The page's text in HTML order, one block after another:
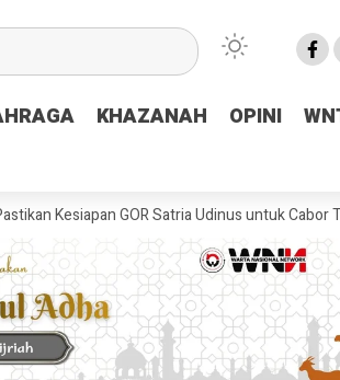
KHAZANAH OPINI
KHAZANAH OPINI
GOR Satria Udinus untuk Cabor Tenis Meja